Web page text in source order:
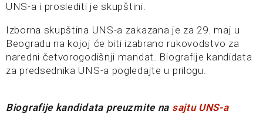
UNS-a i proslediti je skupštini.
Izborna skupština UNS-a zakazana je za 29. maj u
Beogradu na kojoj će biti izabrano rukovodstvo za
naredni četvorogodišnji mandat. Biografije kandidata
za predsednika UNS-a pogledajte u prilogu.
Biografije kandidata preuzmite na sajtu UNS-a